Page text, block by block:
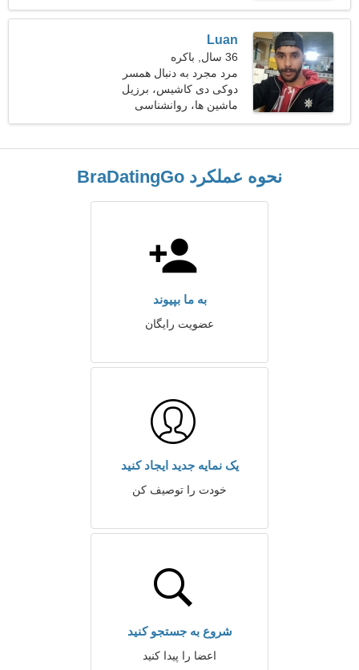
Luan
36 سال, باکره
مرد مجرد به دنبال همسر
دوکی دی کاشیس، برزیل
ماشین ها، روانشناسی
نحوه عملکرد BraDatingGo
به ما بپیوند
عضویت رایگان
یک نمایه جدید ایجاد کنید
خودت را توصیف کن
شروع به جستجو کنید
اعضا را پیدا کنید